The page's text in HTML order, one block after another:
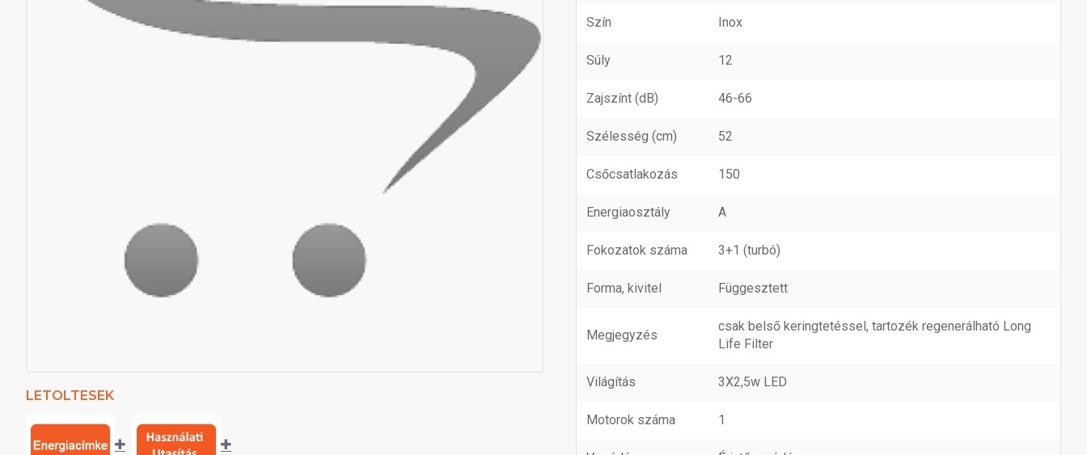
LETOLTESEK
Szín Inox
Súly 12
Zajszínt (dB) 46-66
Szélesség (cm) 52
Csőcsatlakozás 150
Energiaosztály A
Fokozatok száma 3+1 (turbó)
Forma, kivitel Függesztett
Megjegyzés
csak belső keringtetéssel, tartozék regenerálható Long
Life Filter
Világítás 3X2,5w LED
Motorok száma 1